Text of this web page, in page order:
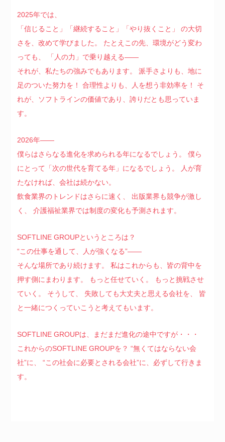
2025年では、
「信じること」「継続すること」「やり抜くこと」
の大切
さを、改めて学びました。
たとえこの先、環境がどう変わ
っても、
「人の力」で乗り越える――
それが、私たちの強みでもあります。
派手さよりも、地に
足のついた努力を！
合理性よりも、人を想う非効率を！
そ
れが、ソフトラインの価値であり、誇りだとも思っていま
す。
2026年――
僕らはさらなる進化を求められる年になるでしょう。
僕ら
にとって「次の世代を育てる年」になるでしょう。
人が育
たなければ、会社は続かない。
飲食業界のトレンドはさらに速く、
出版業界も競争が激し
く、
介護福祉業界では制度の変化も予測されます。
SOFTLINE GROUPというところは？
“この仕事を通して、人が強くなる”――
そんな場所であり続けます。
私はこれからも、皆の背中を
押す側にまわります。
もっと任せていく。
もっと挑戦させ
ていく。
そうして、 失敗しても大丈夫と思える会社を、
皆
と一緒につくっていこうと考えてもいます。
SOFTLINE GROUPは、まだまだ進化の途中ですが・・・
これからのSOFTLINE GROUPを？ “無くてはならない会
社”に、
“この社会に必要とされる会社”に、必ずして行きま
す。